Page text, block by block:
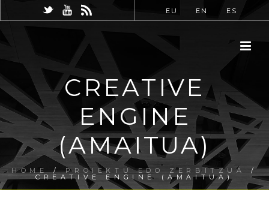
EU EN ES
CREATIVE
ENGINE
(AMAITUA)
HOME/PROIEKTU EDO ZERBITZUA /
CREATIVE ENGINE (AMAITUA)